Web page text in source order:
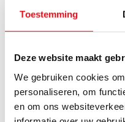
Toestemming
Deze website maakt
We gebruiken cookies
personaliseren, om
en om ons
installatie, kan ik
gebruiken uit de
Kan ik alle
stadsverwarming?
Werkt een